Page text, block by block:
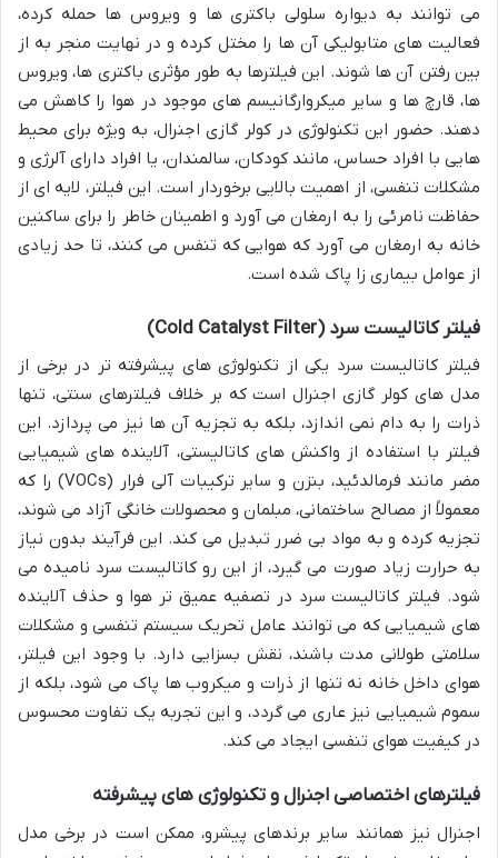
می توانند به دیواره سلولی باکتری ها و ویروس ها حمله کرده،
فعالیت های متابولیکی آن ها را مختل کرده و در نهایت منجر به از
بین رفتن آن ها شوند. این فیلترها به طور مؤثری باکتری ها، ویروس
ها، قارچ ها و سایر میکروارگانیسم های موجود در هوا را کاهش می
دهند. حضور این تکنولوژی در کولر گازی اجنرال، به ویژه برای محیط
هایی با افراد حساس، مانند کودکان، سالمندان، یا افراد دارای آلرژی و
مشکلات تنفسی، از اهمیت بالایی برخوردار است. این فیلتر، لایه ای از
حفاظت نامرئی را به ارمغان می آورد و اطمینان خاطر را برای ساکنین
خانه به ارمغان می آورد که هوایی که تنفس می کنند، تا حد زیادی
از عوامل بیماری زا پاک شده است.
فیلتر کاتالیست سرد (Cold Catalyst Filter)
فیلتر کاتالیست سرد یکی از تکنولوژی های پیشرفته تر در برخی از
مدل های کولر گازی اجنرال است که بر خلاف فیلترهای سنتی، تنها
ذرات را به دام نمی اندازد، بلکه به تجزیه آن ها نیز می پردازد. این
فیلتر با استفاده از واکنش های کاتالیستی، آلاینده های شیمیایی
مضر مانند فرمالدئید، بنزن و سایر ترکیبات آلی فرار (VOCs) را که
معمولاً از مصالح ساختمانی، مبلمان و محصولات خانگی آزاد می شوند،
تجزیه کرده و به مواد بی ضرر تبدیل می کند. این فرآیند بدون نیاز
به حرارت زیاد صورت می گیرد، از این رو کاتالیست سرد نامیده می
شود. فیلتر کاتالیست سرد در تصفیه عمیق تر هوا و حذف آلاینده
های شیمیایی که می توانند عامل تحریک سیستم تنفسی و مشکلات
سلامتی طولانی مدت باشند، نقش بسزایی دارد. با وجود این فیلتر،
هوای داخل خانه نه تنها از ذرات و میکروب ها پاک می شود، بلکه از
سموم شیمیایی نیز عاری می گردد، و این تجربه یک تفاوت محسوس
در کیفیت هوای تنفسی ایجاد می کند.
فیلترهای اختصاصی اجنرال و تکنولوژی های پیشرفته
اجنرال نیز همانند سایر برندهای پیشرو، ممکن است در برخی مدل